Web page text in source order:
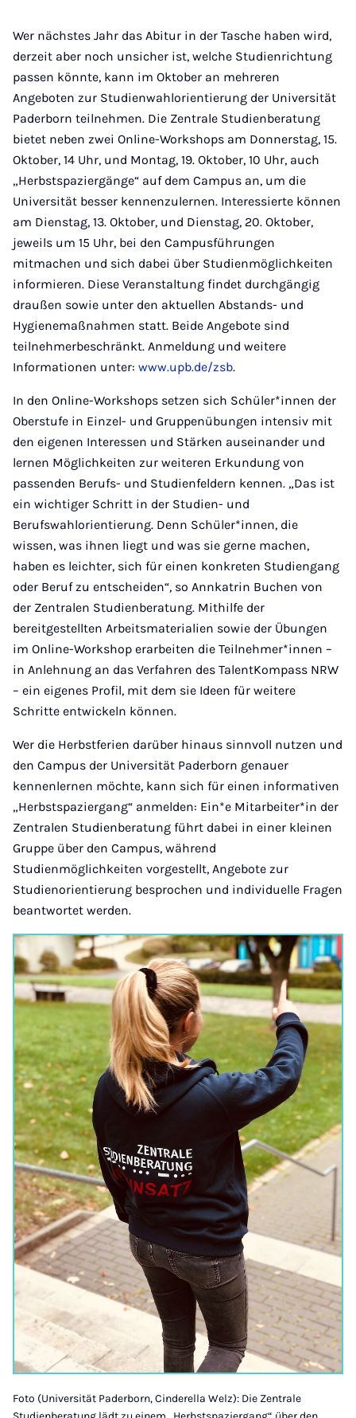
Wer nächstes Jahr das Abitur in der Tasche haben wird,
derzeit aber noch unsicher ist, welche Studienrichtung
passen könnte, kann im Oktober an mehreren
Angeboten zur Studienwahlorientierung der Universität
Paderborn teilnehmen. Die Zentrale Studienberatung
bietet neben zwei Online-Workshops am Donnerstag, 15.
Oktober, 14 Uhr, und Montag, 19. Oktober, 10 Uhr, auch
„Herbstspaziergänge“ auf dem Campus an, um die
Universität besser kennenzulernen. Interessierte können
am Dienstag, 13. Oktober, und Dienstag, 20. Oktober,
jeweils um 15 Uhr, bei den Campusführungen
mitmachen und sich dabei über Studienmöglichkeiten
informieren. Diese Veranstaltung findet durchgängig
draußen sowie unter den aktuellen Abstands- und
Hygienemaßnahmen statt. Beide Angebote sind
teilnehmerbeschränkt. Anmeldung und weitere
Informationen unter: www.upb.de/zsb.
In den Online-Workshops setzen sich Schüler*innen der
Oberstufe in Einzel- und Gruppenübungen intensiv mit
den eigenen Interessen und Stärken auseinander und
lernen Möglichkeiten zur weiteren Erkundung von
passenden Berufs- und Studienfeldern kennen. „Das ist
ein wichtiger Schritt in der Studien- und
Berufswahlorientierung. Denn Schüler*innen, die
wissen, was ihnen liegt und was sie gerne machen,
haben es leichter, sich für einen konkreten Studiengang
oder Beruf zu entscheiden“, so Annkatrin Buchen von
der Zentralen Studienberatung. Mithilfe der
bereitgestellten Arbeitsmaterialien sowie der Übungen
im Online-Workshop erarbeiten die Teilnehmer*innen –
in Anlehnung an das Verfahren des TalentKompass NRW
– ein eigenes Profil, mit dem sie Ideen für weitere
Schritte entwickeln können.
Wer die Herbstferien darüber hinaus sinnvoll nutzen und
den Campus der Universität Paderborn genauer
kennenlernen möchte, kann sich für einen informativen
„Herbstspaziergang“ anmelden: Ein*e Mitarbeiter*in der
Zentralen Studienberatung führt dabei in einer kleinen
Gruppe über den Campus, während
Studienmöglichkeiten vorgestellt, Angebote zur
Studienorientierung besprochen und individuelle Fragen
beantwortet werden.
Foto (Universität Paderborn, Cinderella Welz): Die Zentrale